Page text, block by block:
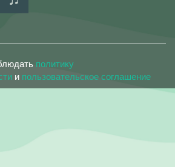
политику
и пользовательское соглашение